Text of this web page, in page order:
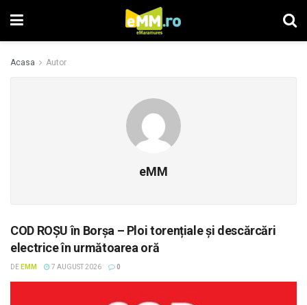
Acasa Autor
eMM
COD ROȘU în Borșa – Ploi torențiale și descărcări
electrice în următoarea oră
DE EMM 7 AUGUST 2026 0